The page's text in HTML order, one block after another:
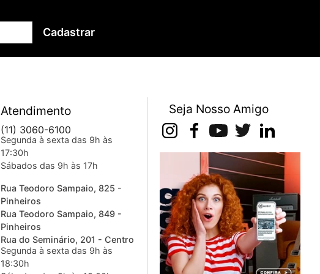
Cadastrar
Atendimento
(11) 3060-6100
Segunda à sexta das 9h às
17:30h
Sábados das 9h às 17h
Rua Teodoro Sampaio, 825 -
Pinheiros
Rua Teodoro Sampaio, 849 -
Pinheiros
Rua do Seminário, 201 - Centro
Segunda à sexta das 9h às
18:30h
Seja Nosso Amigo